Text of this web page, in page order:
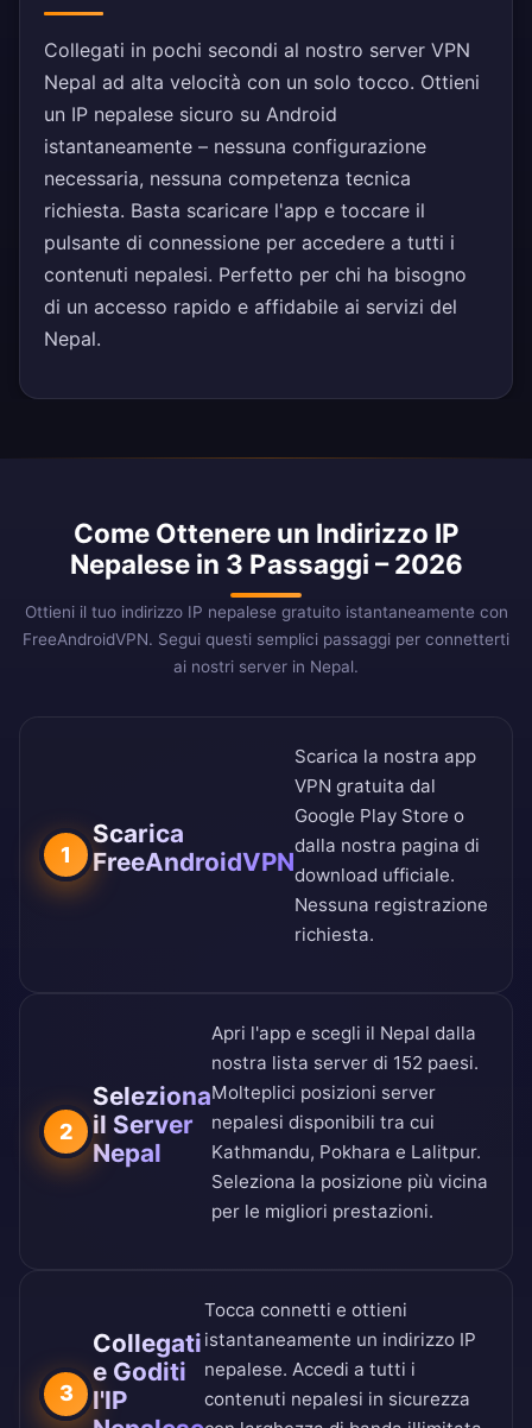
Collegati in pochi secondi al nostro server VPN
Nepal ad alta velocità con un solo tocco. Ottieni
un IP nepalese sicuro su Android
istantaneamente – nessuna configurazione
necessaria, nessuna competenza tecnica
richiesta. Basta scaricare l'app e toccare il
pulsante di connessione per accedere a tutti i
contenuti nepalesi. Perfetto per chi ha bisogno
di un accesso rapido e affidabile ai servizi del
Nepal.
Come Ottenere un Indirizzo IP
Nepalese in 3 Passaggi – 2026
Ottieni il tuo indirizzo IP nepalese gratuito istantaneamente con
FreeAndroidVPN. Segui questi semplici passaggi per connetterti
ai nostri server in Nepal.
1
Scarica
FreeAndroidVPN
Scarica la nostra app
VPN gratuita dal
Google Play Store o
dalla nostra pagina di
download ufficiale.
Nessuna registrazione
richiesta.
2
Seleziona
il Server
Nepal
Apri l'app e scegli il Nepal dalla
nostra lista server di 152 paesi.
Molteplici posizioni server
nepalesi disponibili tra cui
Kathmandu, Pokhara e Lalitpur.
Seleziona la posizione più vicina
per le migliori prestazioni.
3
Collegati
e Goditi
l'IP
Tocca connetti e ottieni
istantaneamente un indirizzo IP
nepalese. Accedi a tutti i
contenuti nepalesi in sicurezza